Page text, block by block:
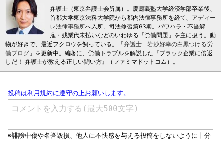
弁護士（東京弁護士会所属）。慶應義塾大学経済学部卒業後、
首都大学東京法科大学院から都内法律事務所を経て、 アディー
レ法律事務所へ入所。司法修習第63期。パワハラ・不当解
雇・残業代未払いなどのいわゆる「労働問題」を主に扱う。動
物が好きで、最近フクロウを飼っている。「弁護士 岩沙好幸の白黒つける労
働ブログ 」を更新中。編著に、労働トラブルを解説した『ブラック企業に倍返
しだ！ 弁護士が教える正しい闘い方』（ファミマドットコム）。